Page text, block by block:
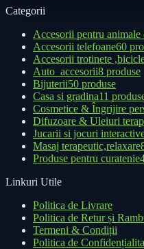
Categorii
Accesorii pentru animale
Accesorii telefoane60
Accesorii trotinete
Auto_accesorii8 produse
Bijuterii50 produse
Casa si gradina11
Cosmetice & Îngrijire
Difuzoare & Uleiuri
Jucarii si jocuri
Masaj terapeutic,relaxare
Produse pentru curatenie
Linkuri Utile
Politica de Livrare
Politica de Retur și
Termeni & Condiții
Politica de